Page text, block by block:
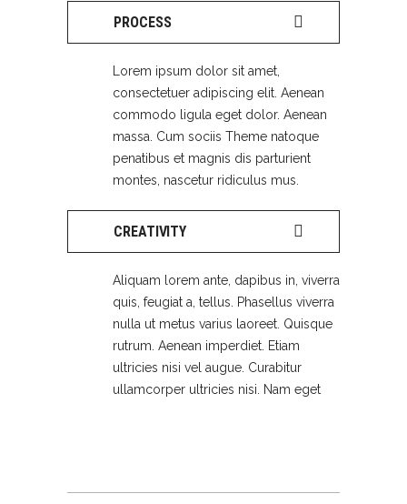
PROCESS
Lorem ipsum dolor sit amet,
consectetuer adipiscing elit. Aenean
commodo ligula eget dolor. Aenean
massa. Cum sociis Theme natoque
penatibus et magnis dis parturient
montes, nascetur ridiculus mus.
CREATIVITY
Aliquam lorem ante, dapibus in, viverra
quis, feugiat a, tellus. Phasellus viverra
nulla ut metus varius laoreet. Quisque
rutrum. Aenean imperdiet. Etiam
ultricies nisi vel augue. Curabitur
ullamcorper ultricies nisi. Nam eget